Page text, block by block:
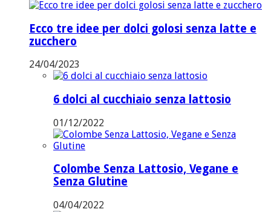
Ecco tre idee per dolci golosi senza latte e
zucchero
24/04/2023
6 dolci al cucchiaio senza lattosio
01/12/2022
Colombe Senza Lattosio, Vegane e
Senza Glutine
04/04/2022